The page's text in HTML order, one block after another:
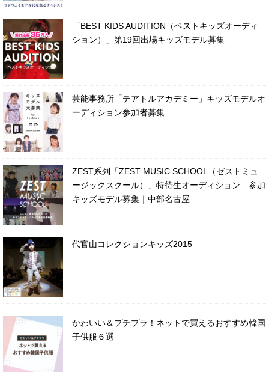
「BEST KIDS AUDITION（ベストキッズオーディ
ション）」第19回出場キッズモデル募集
芸能事務所「テアトルアカデミー」キッズモデルオ
ーディション参加者募集
ZEST系列「ZEST MUSIC SCHOOL（ゼストミュ
ージックスクール）」特待生オーディション 参加
キッズモデル募集｜中部名古屋
代官山コレクションキッズ2015
かわいい＆プチプラ！ネットで買えるおすすめ韓国
子供服６選